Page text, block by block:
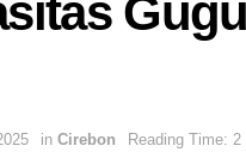
in Cirebon Reading Time: